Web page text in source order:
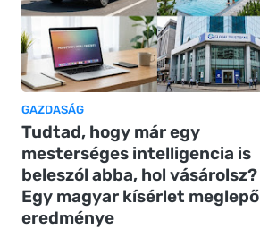
GAZDASÁG
Tudtad, hogy már egy
mesterséges intelligencia is
beleszól abba, hol vásárolsz?
Egy magyar kísérlet meglepő
eredménye